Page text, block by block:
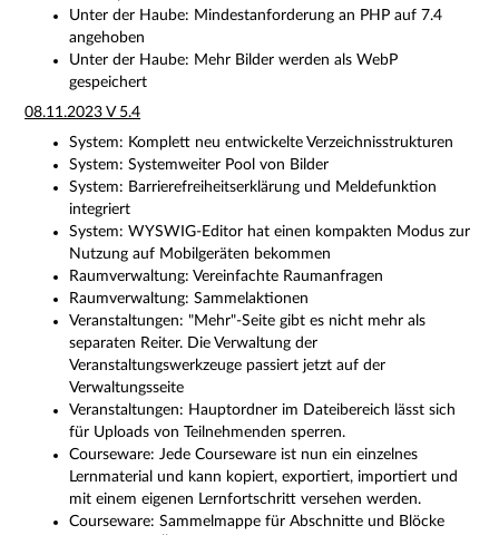
Unter der Haube: Mindestanforderung an PHP auf 7.4
angehoben
Unter der Haube: Mehr Bilder werden als WebP
gespeichert
08.11.2023 V 5.4
System: Komplett neu entwickelte Verzeichnisstrukturen
System: Systemweiter Pool von Bilder
System: Barrierefreiheitserklärung und Meldefunktion
integriert
System: WYSWIG-Editor hat einen kompakten Modus zur
Nutzung auf Mobilgeräten bekommen
Raumverwaltung: Vereinfachte Raumanfragen
Raumverwaltung: Sammelaktionen
Veranstaltungen: "Mehr"-Seite gibt es nicht mehr als
separaten Reiter. Die Verwaltung der
Veranstaltungswerkzeuge passiert jetzt auf der
Verwaltungsseite
Veranstaltungen: Hauptordner im Dateibereich lässt sich
für Uploads von Teilnehmenden sperren.
Courseware: Jede Courseware ist nun ein einzelnes
Lernmaterial und kann kopiert, exportiert, importiert und
mit einem eigenen Lernfortschritt versehen werden.
Courseware: Sammelmappe für Abschnitte und Blöcke